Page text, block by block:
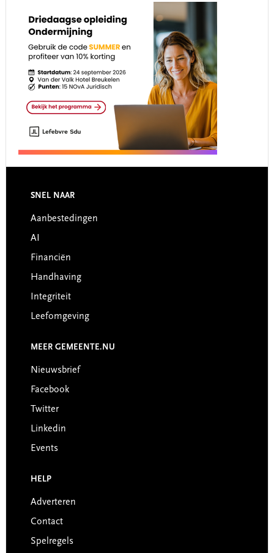
Footer
SNEL NAAR
Aanbestedingen
AI
Financiën
Handhaving
Integriteit
Leefomgeving
MEER GEMEENTE.NU
Nieuwsbrief
Facebook
Twitter
Linkedin
Events
HELP
Adverteren
Contact
Spelregels